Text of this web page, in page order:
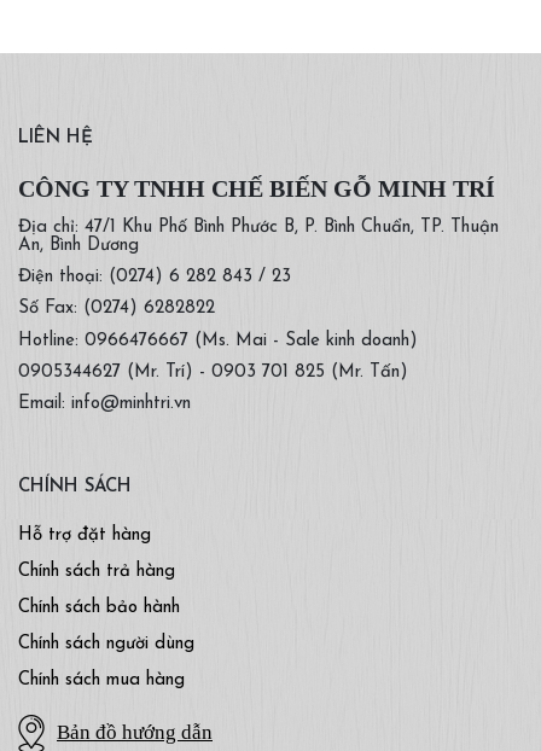
LIÊN HỆ
CÔNG TY TNHH CHẾ BIẾN GỖ MINH TRÍ
Địa chỉ: 47/1 Khu Phố Bình Phước B, P. Bình Chuẩn, TP. Thuận
An, Bình Dương
Điện thoại: (0274) 6 282 843 / 23
Số Fax: (0274) 6282822
Hotline: 0966476667 (Ms. Mai - Sale kinh doanh)
0905344627 (Mr. Trí) - 0903 701 825 (Mr. Tấn)
Email: info@minhtri.vn
CHÍNH SÁCH
Hỗ trợ đặt hàng
Chính sách trả hàng
Chính sách bảo hành
Chính sách người dùng
Chính sách mua hàng
Bản đồ hướng dẫn